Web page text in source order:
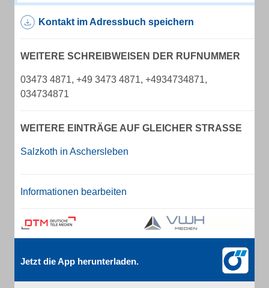
Kontakt im Adressbuch speichern
WEITERE SCHREIBWEISEN DER RUFNUMMER
03473 4871, +49 3473 4871, +4934734871,
034734871
WEITERE EINTRÄGE AUF GLEICHER STRASSE
Salzkoth in Aschersleben
Informationen bearbeiten
Jetzt die App herunterladen.